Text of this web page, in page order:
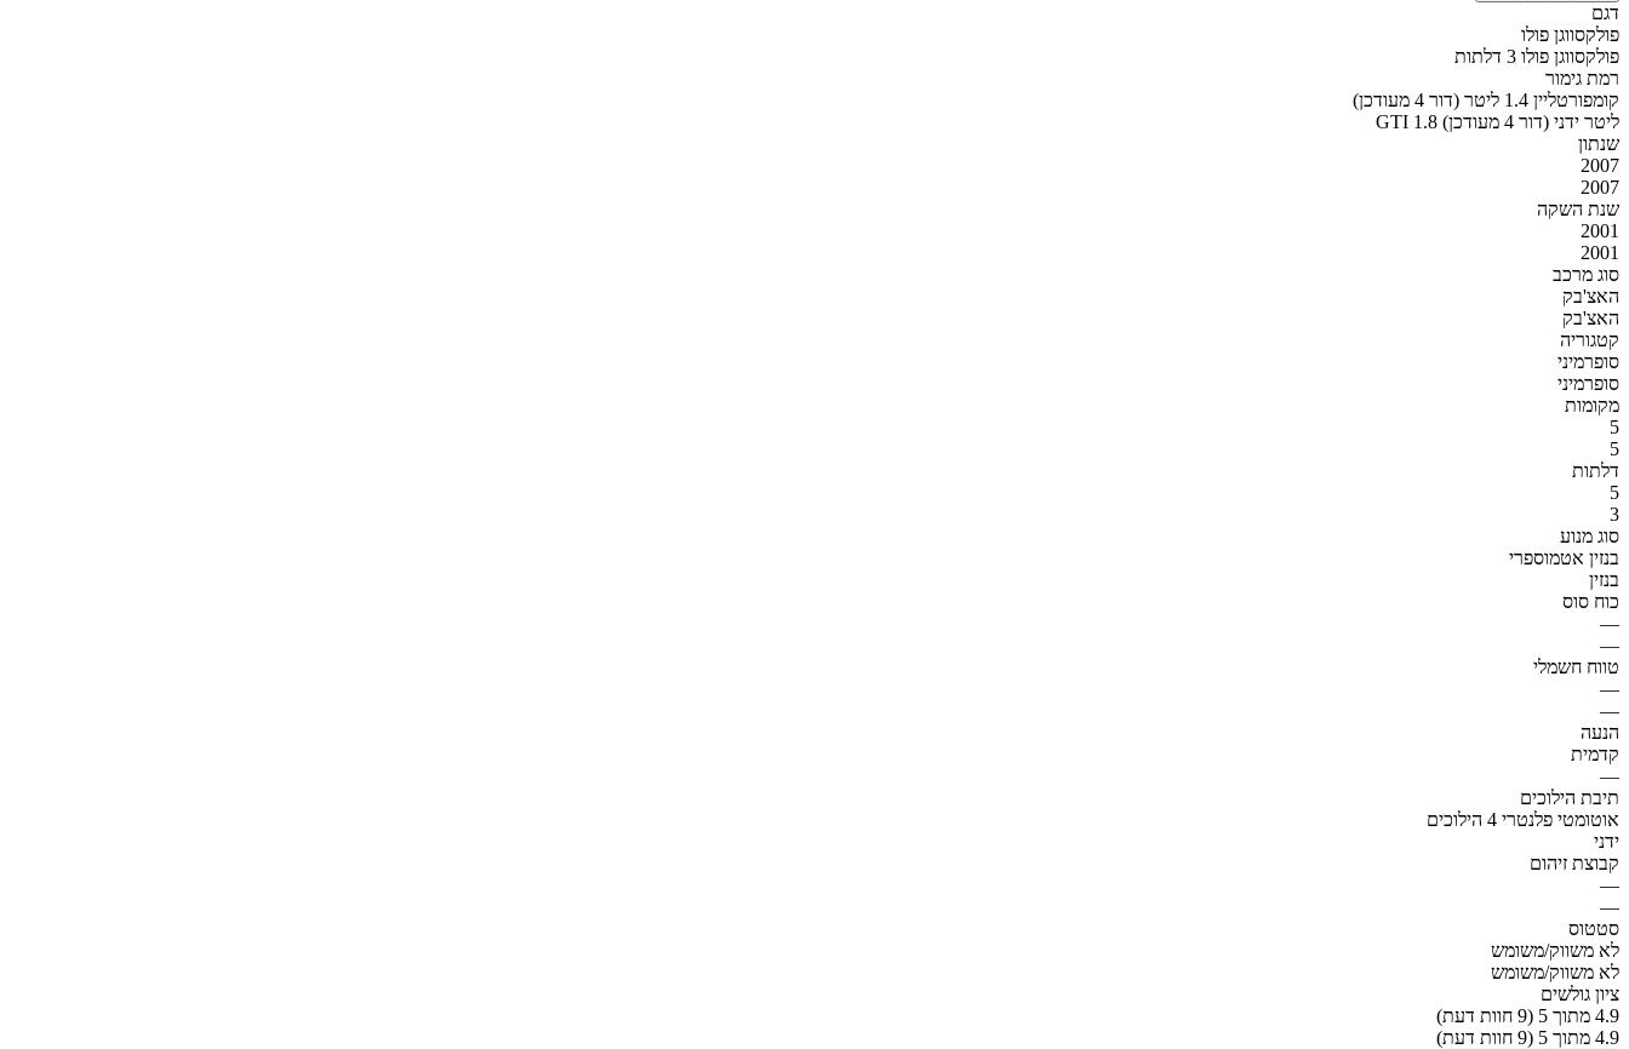
דגם
פולקסווגן פולו
פולקסווגן פולו 3 דלתות
רמת גימור
קומפורטליין 1.4 ליטר (דור 4 מעודכן)
GTI 1.8 ליטר ידני (דור 4 מעודכן)
שנתון
2007
2007
שנת השקה
2001
2001
סוג מרכב
האצ'בק
האצ'בק
קטגוריה
סופרמיני
סופרמיני
מקומות
5
5
דלתות
5
3
סוג מנוע
בנזין אטמוספרי
בנזין
כוח סוס
—
—
טווח חשמלי
—
—
הנעה
קדמית
—
תיבת הילוכים
אוטומטי פלנטרי 4 הילוכים
ידני
קבוצת זיהום
—
—
סטטוס
לא משווק/משומש
לא משווק/משומש
ציון גולשים
4.9 מתוך 5 (9 חוות דעת)
4.9 מתוך 5 (9 חוות דעת)